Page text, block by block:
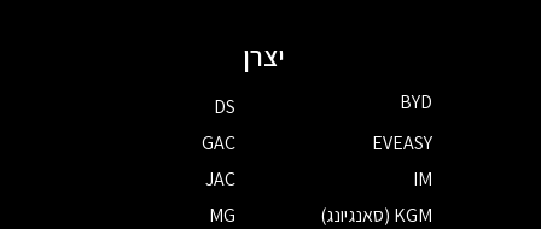
יצרן
BYD
DS
EVEASY
GAC
IM
JAC
KGM (סאנגיונג)
MG